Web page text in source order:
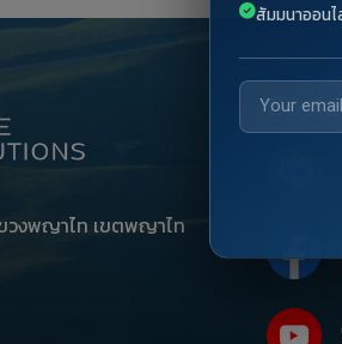
วงพญาไท เขตพญาไท
สัมมนาออน